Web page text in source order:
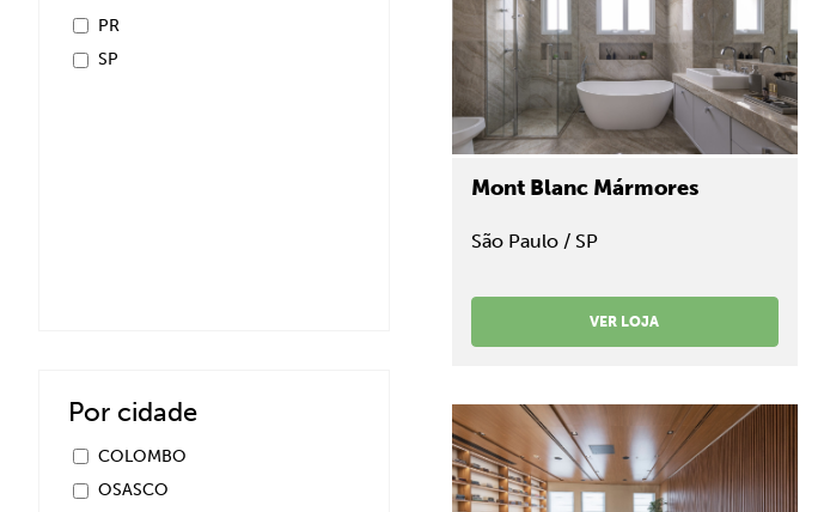
PR
SP
Por cidade
COLOMBO
OSASCO
Mont Blanc Mármores
São Paulo / SP
VER LOJA